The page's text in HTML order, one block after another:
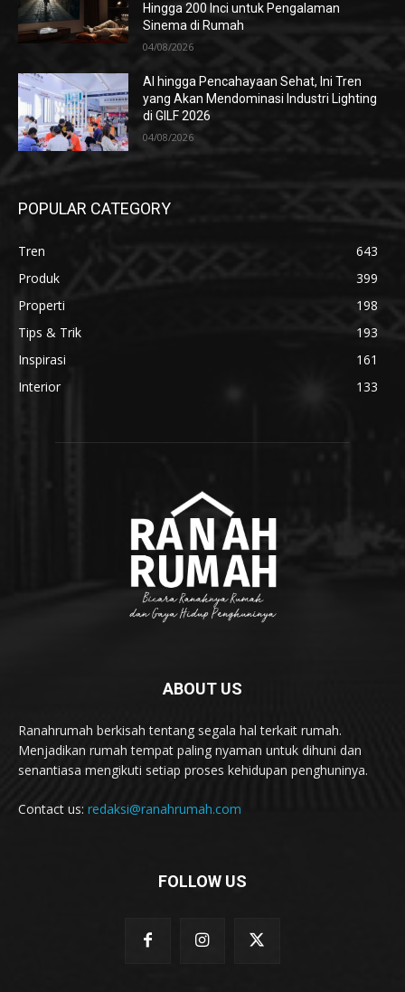
Hingga 200 Inci untuk Pengalaman
Sinema di Rumah
04/08/2026
AI hingga Pencahayaan Sehat, Ini Tren
yang Akan Mendominasi Industri Lighting
di GILF 2026
04/08/2026
POPULAR CATEGORY
Tren
643
Produk
399
Properti
198
Tips & Trik
193
Inspirasi
161
Interior
133
ABOUT US
Ranahrumah berkisah tentang segala hal terkait rumah.
Menjadikan rumah tempat paling nyaman untuk dihuni dan
senantiasa mengikuti setiap proses kehidupan penghuninya.
Contact us: redaksi@ranahrumah.com
FOLLOW US